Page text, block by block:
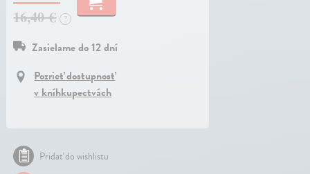
16,40 €
?
Zasielame do 12 dní
Pozrieť dostupnosť
v kníhkupectvách
Pridať do wishlistu